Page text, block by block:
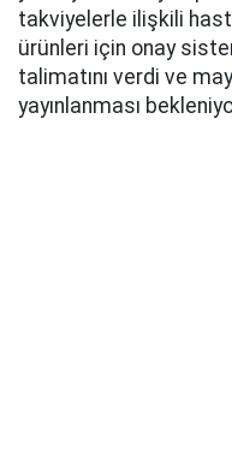
takviyelerle ilişkili
ürünleri için onay
talimatını verdi ve
yayınlanması